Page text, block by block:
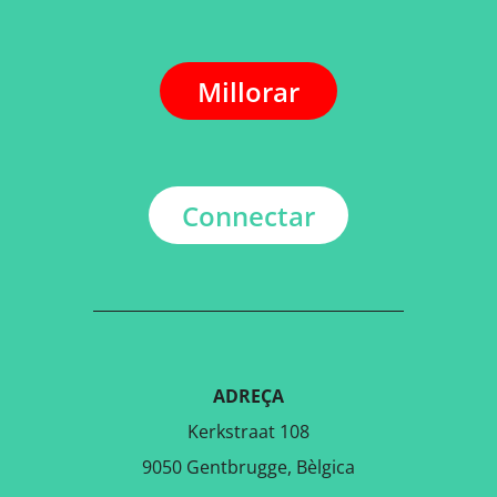
Millorar
Connectar
ADREÇA
Kerkstraat 108
9050 Gentbrugge, Bèlgica